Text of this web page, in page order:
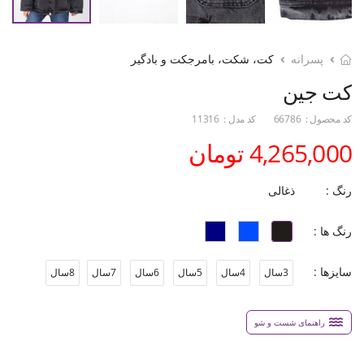
پسرانه کت، شکت، بامرجکت و بادگیر
کت جین
کد محصول : 66786 کد مدل : 11316
4,265,000 تومان
رنگ : ذغالی
رنگ ها :
سایزها : 3سال 4سال 5سال 6سال 7سال 8سال
راهنمای شست و شو